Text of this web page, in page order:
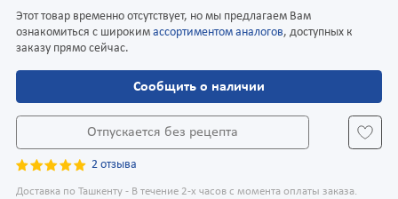
Этот товар временно отсутствует, но мы предлагаем Вам
ознакомиться с широким ассортиментом аналогов, доступных к
заказу прямо сейчас.
Сообщить о наличии
Отпускается без рецепта
2 отзыва
Доставка по Ташкенту - В течение 2-х часов с момента оплаты заказа.